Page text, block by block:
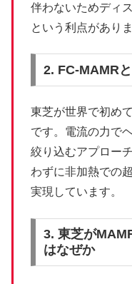
伴わないためディ
という利点がありま
2. FC-MAMR
東芝が世界で初め
です。電流の力で
絞り込むアプロー
わずに非加熱での
実現しています。
3. 東芝が
はなぜか